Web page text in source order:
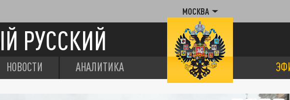
МОСКВА
РУССКИЙ
НОВОСТИ АНАЛИТИКА